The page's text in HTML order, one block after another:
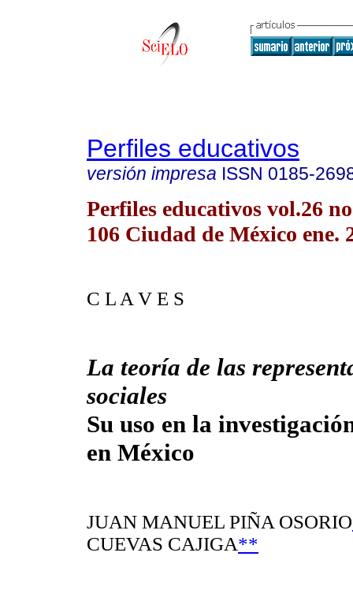
Perfiles educativos
versión impresa ISSN 0185-
Perfiles educativos vol.26
106 Ciudad de México ene.
C L A V E S
La teoría de las
sociales
Su uso en la
en México
JUAN MANUEL PIÑA OSORIO
CUEVAS CAJIGA**